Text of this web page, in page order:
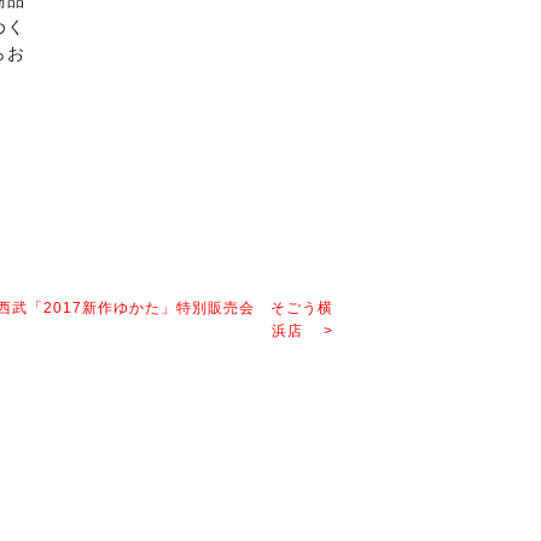
お
武「2017新作ゆかた」特別販売会 そごう横
浜店 >